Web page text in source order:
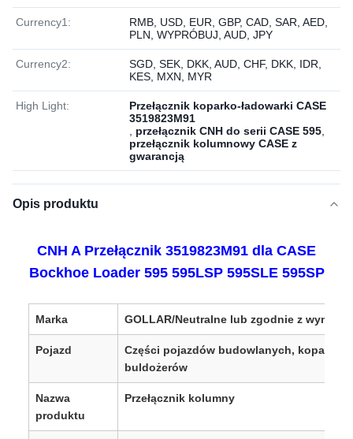
Currency1:
RMB, USD, EUR, GBP, CAD, SAR, AED,
PLN, WYPRÓBUJ, AUD, JPY
Currency2:
SGD, SEK, DKK, AUD, CHF, DKK, IDR,
KES, MXN, MYR
High Light:
Przełącznik koparko-ładowarki CASE
3519823M91
przełącznik CNH do serii CASE 595
przełącznik kolumnowy CASE z
gwarancją
Opis produktu
CNH A Przełącznik 3519823M91 dla CASE
Bockhoe Loader 595 595LSP 595SLE 595SP
Marka GOLLAR/Neutralne lub zgodnie z
Pojazd
Części pojazdów budowlanych, koparek i
buldożerów
Nazwa
produktu
Przełącznik kolumny